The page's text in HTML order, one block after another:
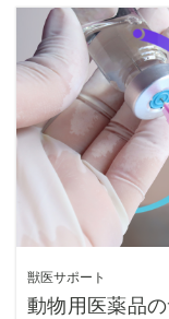
獣医サポート
動物用医薬品